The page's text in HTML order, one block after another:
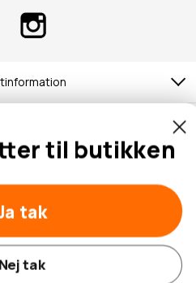
Hobbybox.dk
til butikken
tak
Nej tak